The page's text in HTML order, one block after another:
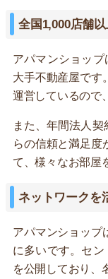
全国1,000店舗
アパマンショップ
大手不動産屋です
運営しているので
また、年間法人
らの信頼と満足度
て、様々なお部屋
ネットワークを
アパマンショップ
に多いです。セ
を公開しており、